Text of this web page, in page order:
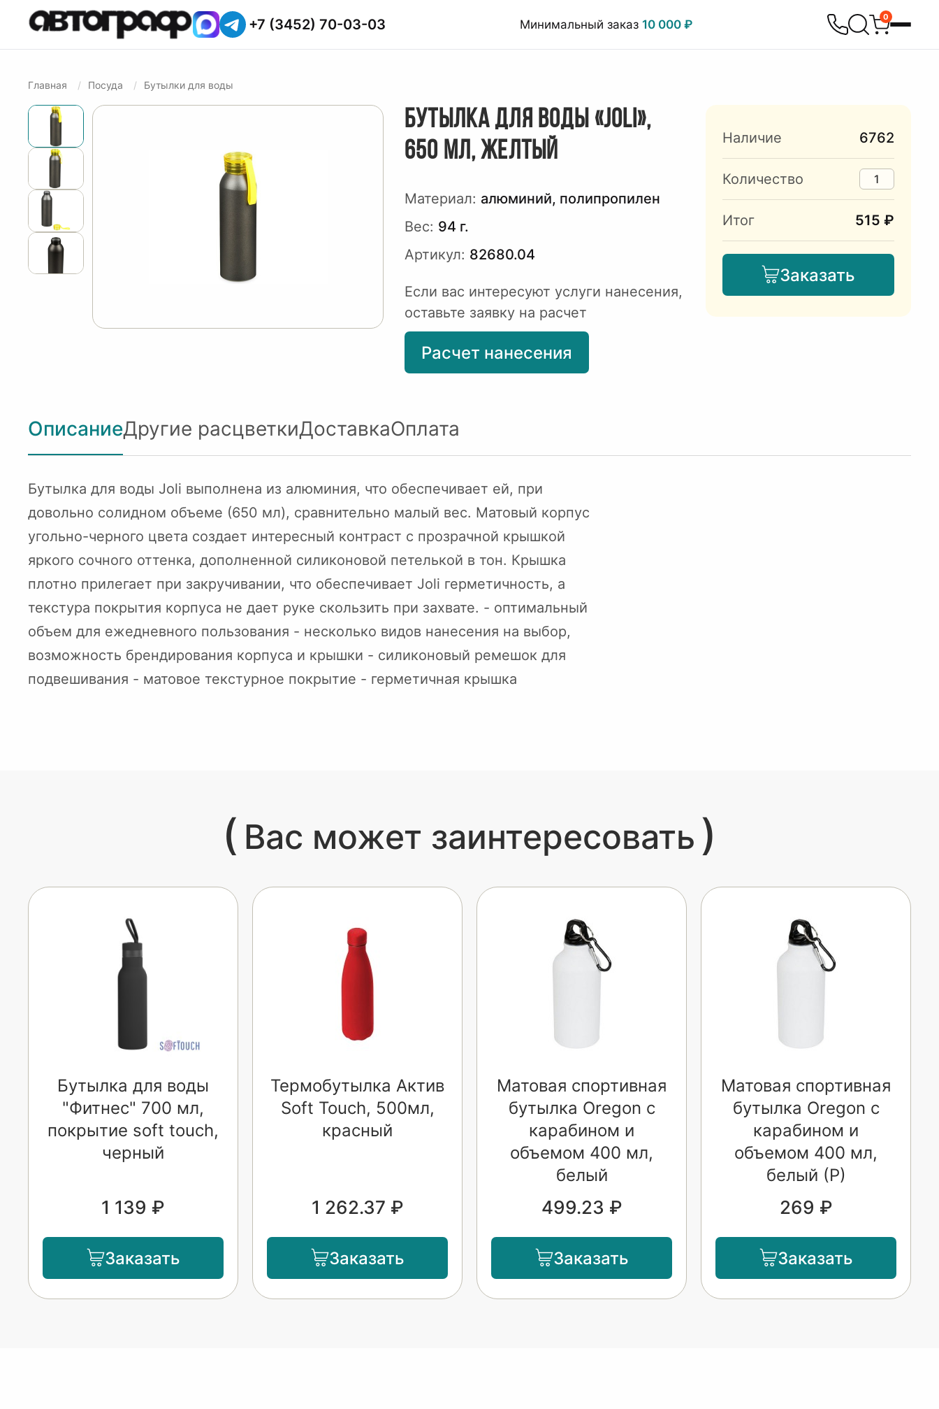
+7 (3452) 70-03-03 Минимальный заказ 10 000 ₽
0
Главная Посуда Бутылки для воды
БУТЫЛКА ДЛЯ ВОДЫ «JOLI»,
650 МЛ, ЖЕЛТЫЙ
Материал: алюминий, полипропилен
Вес: 94 г.
Артикул: 82680.04
Если вас интересуют услуги нанесения,
оставьте заявку на расчет
Расчет нанесения
Наличие 6762
Количество
Итог 515 ₽
Заказать
ОписаниеДругие расцветкиДоставкаОплата
Бутылка для воды Joli выполнена из алюминия, что обеспечивает ей, при
довольно солидном объеме (650 мл), сравнительно малый вес. Матовый корпус
угольно-черного цвета создает интересный контраст с прозрачной крышкой
яркого сочного оттенка, дополненной силиконовой петелькой в тон. Крышка
плотно прилегает при закручивании, что обеспечивает Joli герметичность, а
текстура покрытия корпуса не дает руке скользить при захвате. - оптимальный
объем для ежедневного пользования - несколько видов нанесения на выбор,
возможность брендирования корпуса и крышки - силиконовый ремешок для
подвешивания - матовое текстурное покрытие - герметичная крышка
( Вас может заинтересовать )
Бутылка для воды
"Фитнес" 700 мл,
покрытие soft touch,
черный
1 139 ₽
Заказать
Термобутылка Актив
Soft Touch, 500мл,
красный
1 262.37 ₽
Заказать
Матовая спортивная
бутылка Oregon с
карабином и
объемом 400 мл,
белый
499.23 ₽
Заказать
Матовая спортивная
бутылка Oregon с
карабином и
объемом 400 мл,
белый (Р)
269 ₽
Заказать